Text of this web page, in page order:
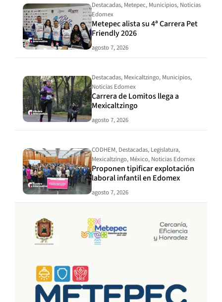
Destacadas, Metepec, Municipios, Noticias
Edomex
Metepec alista su 4ª Carrera Pet
Friendly 2026
agosto 7, 2026
Destacadas, Mexicaltzingo, Municipios,
Noticias Edomex
Carrera de Lomitos llega a
Mexicaltzingo
agosto 7, 2026
CODHEM, Destacadas, Legislatura,
Mexicaltzingo, México, Noticias Edomex
Proponen tipificar explotación
laboral infantil en Edomex
agosto 7, 2026